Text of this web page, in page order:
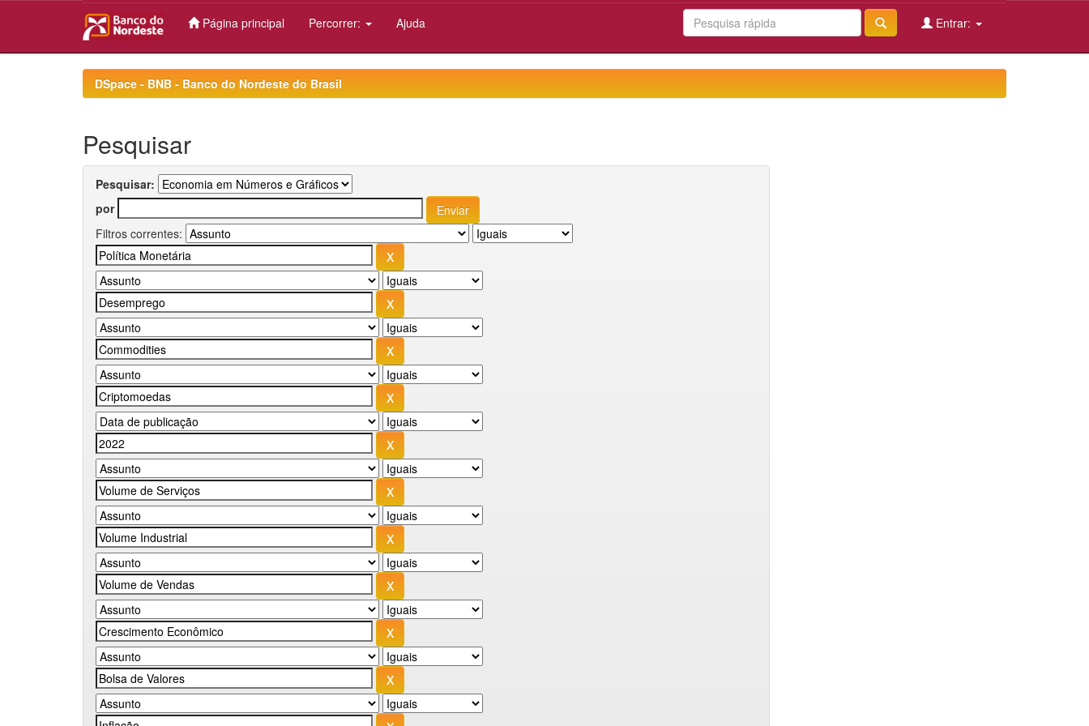
Página principal Percorrer: Ajuda Entrar:
DSpace - BNB - Banco do Nordeste do Brasil
Pesquisar
Pesquisar:
por
Filtros correntes: